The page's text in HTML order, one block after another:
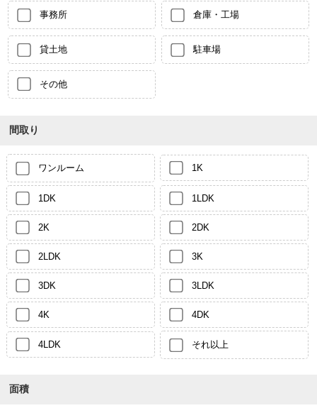
事務所 倉庫・工場
貸土地 駐車場
その他
間取り
ワンルーム 1K
1DK 1LDK
2K 2DK
2LDK 3K
3DK 3LDK
4K 4DK
4LDK それ以上
面積